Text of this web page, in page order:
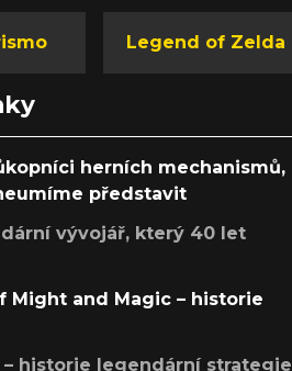
Legend of Zelda
herních mechanismů,
představit
vývojář, který 40 let
Might and Magic – historie
– historie legendární strategie